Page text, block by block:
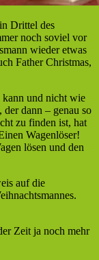
Drittel des
noch soviel vor
wieder etwas
Father Christmas,
kann und nicht wie
dann – genau so
zu finden ist, hat
Wagenlöser!
lösen und den
auf die
Zeit ja noch mehr